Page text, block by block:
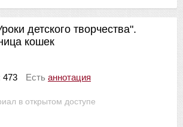
в открытом доступе
детского творчества".
кошек
473 Есть аннотация